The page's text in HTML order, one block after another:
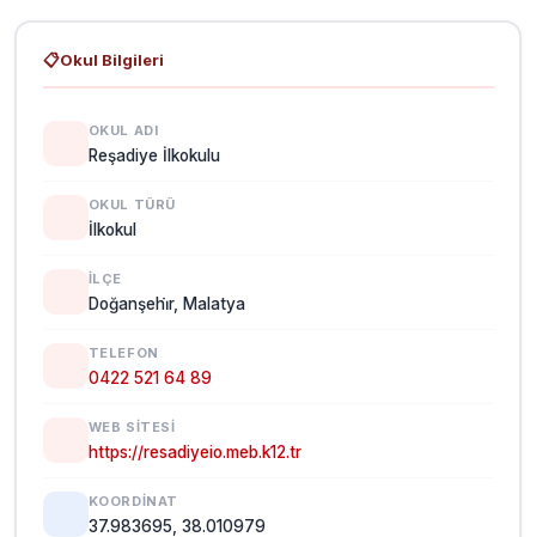
📋Okul Bilgileri
OKUL ADI
Reşadiye İlkokulu
OKUL TÜRÜ
İlkokul
İLÇE
Doğanşehi̇r, Malatya
TELEFON
0422 521 64 89
WEB SITESI
https://resadiyeio.meb.k12.tr
KOORDINAT
37.983695, 38.010979